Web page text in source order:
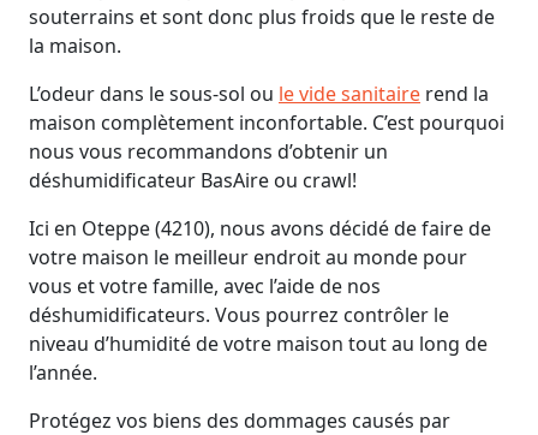
souterrains et sont donc plus froids que le reste de
la maison.
L’odeur dans le sous-sol ou le vide sanitaire rend la
maison complètement inconfortable. C’est pourquoi
nous vous recommandons d’obtenir un
déshumidificateur BasAire ou crawl!
Ici en Oteppe (4210), nous avons décidé de faire de
votre maison le meilleur endroit au monde pour
vous et votre famille, avec l’aide de nos
déshumidificateurs. Vous pourrez contrôler le
niveau d’humidité de votre maison tout au long de
l’année.
Protégez vos biens des dommages causés par